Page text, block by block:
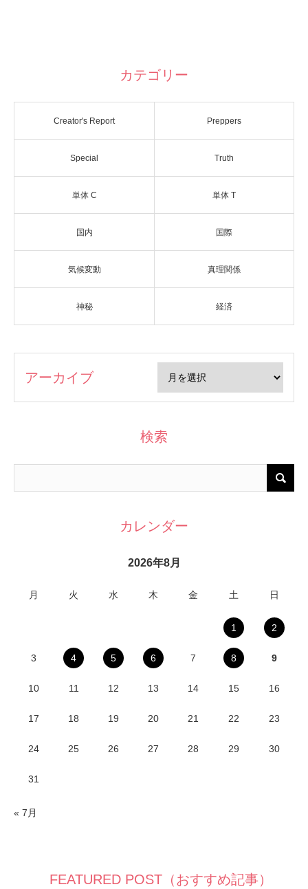
カテゴリー
Creator's Report Preppers
Special Truth
単体 C 単体 T
国内 国際
気候変動 真理関係
神秘 経済
アーカイブ
検索
カレンダー
2026年8月
月 火 水 木 金 土 日
1 2
3 4 5 6 7 8 9
10 11 12 13 14 15 16
17 18 19 20 21 22 23
24 25 26 27 28 29 30
31
« 7月
FEATURED POST（おすすめ記事）